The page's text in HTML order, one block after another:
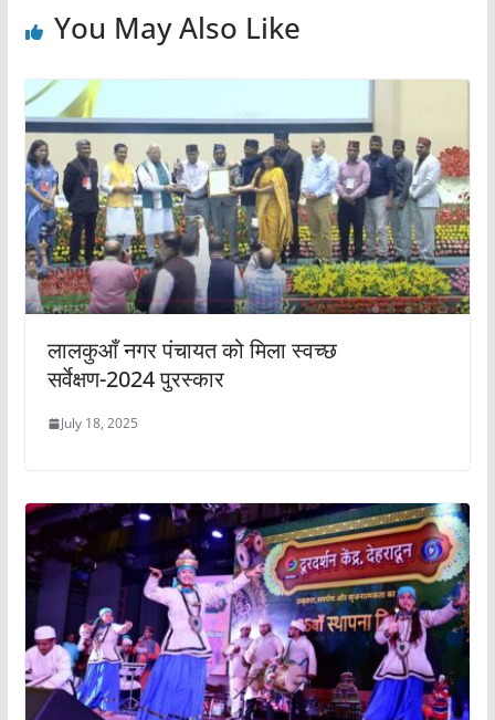
k
You May Also Like
लालकुआँ नगर पंचायत को मिला स्वच्छ
सर्वेक्षण-2024 पुरस्कार
July 18, 2025